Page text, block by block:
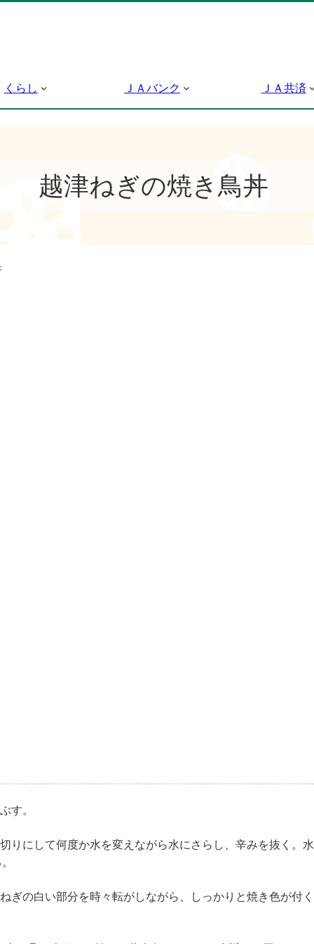
くらし ＪＡバンク ＪＡ共済
越津ねぎの焼き鳥丼
す。
りにして何度か水を変えながら水にさらし、辛みを抜く。
ぎの白い部分を時々転がしながら、しっかりと焼き色が付